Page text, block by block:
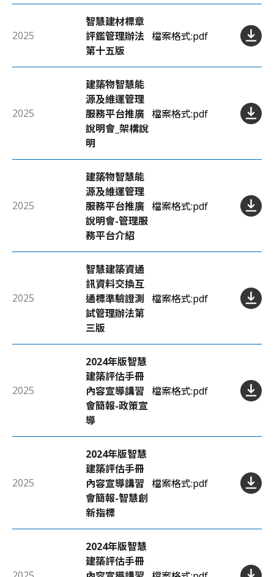
2025
智慧建材標章
評鑑管理辦法
第十五版
檔案格式:pdf
2025
建築物智慧能
源及維運管理
服務平台推廣
說明會_架構說
明
檔案格式:pdf
2025
建築物智慧能
源及維運管理
服務平台推廣
說明會-管理服
務平台介紹
檔案格式:pdf
2025
智慧建築資通
訊資料交換互
通標準驗證測
試管理辦法第
三版
檔案格式:pdf
2025
2024年版智慧
建築評估手冊
內容宣導講習
會簡報-政策宣
導
檔案格式:pdf
2025
2024年版智慧
建築評估手冊
內容宣導講習
會簡報-智慧創
新指標
檔案格式:pdf
2024年版智慧
建築評估手冊